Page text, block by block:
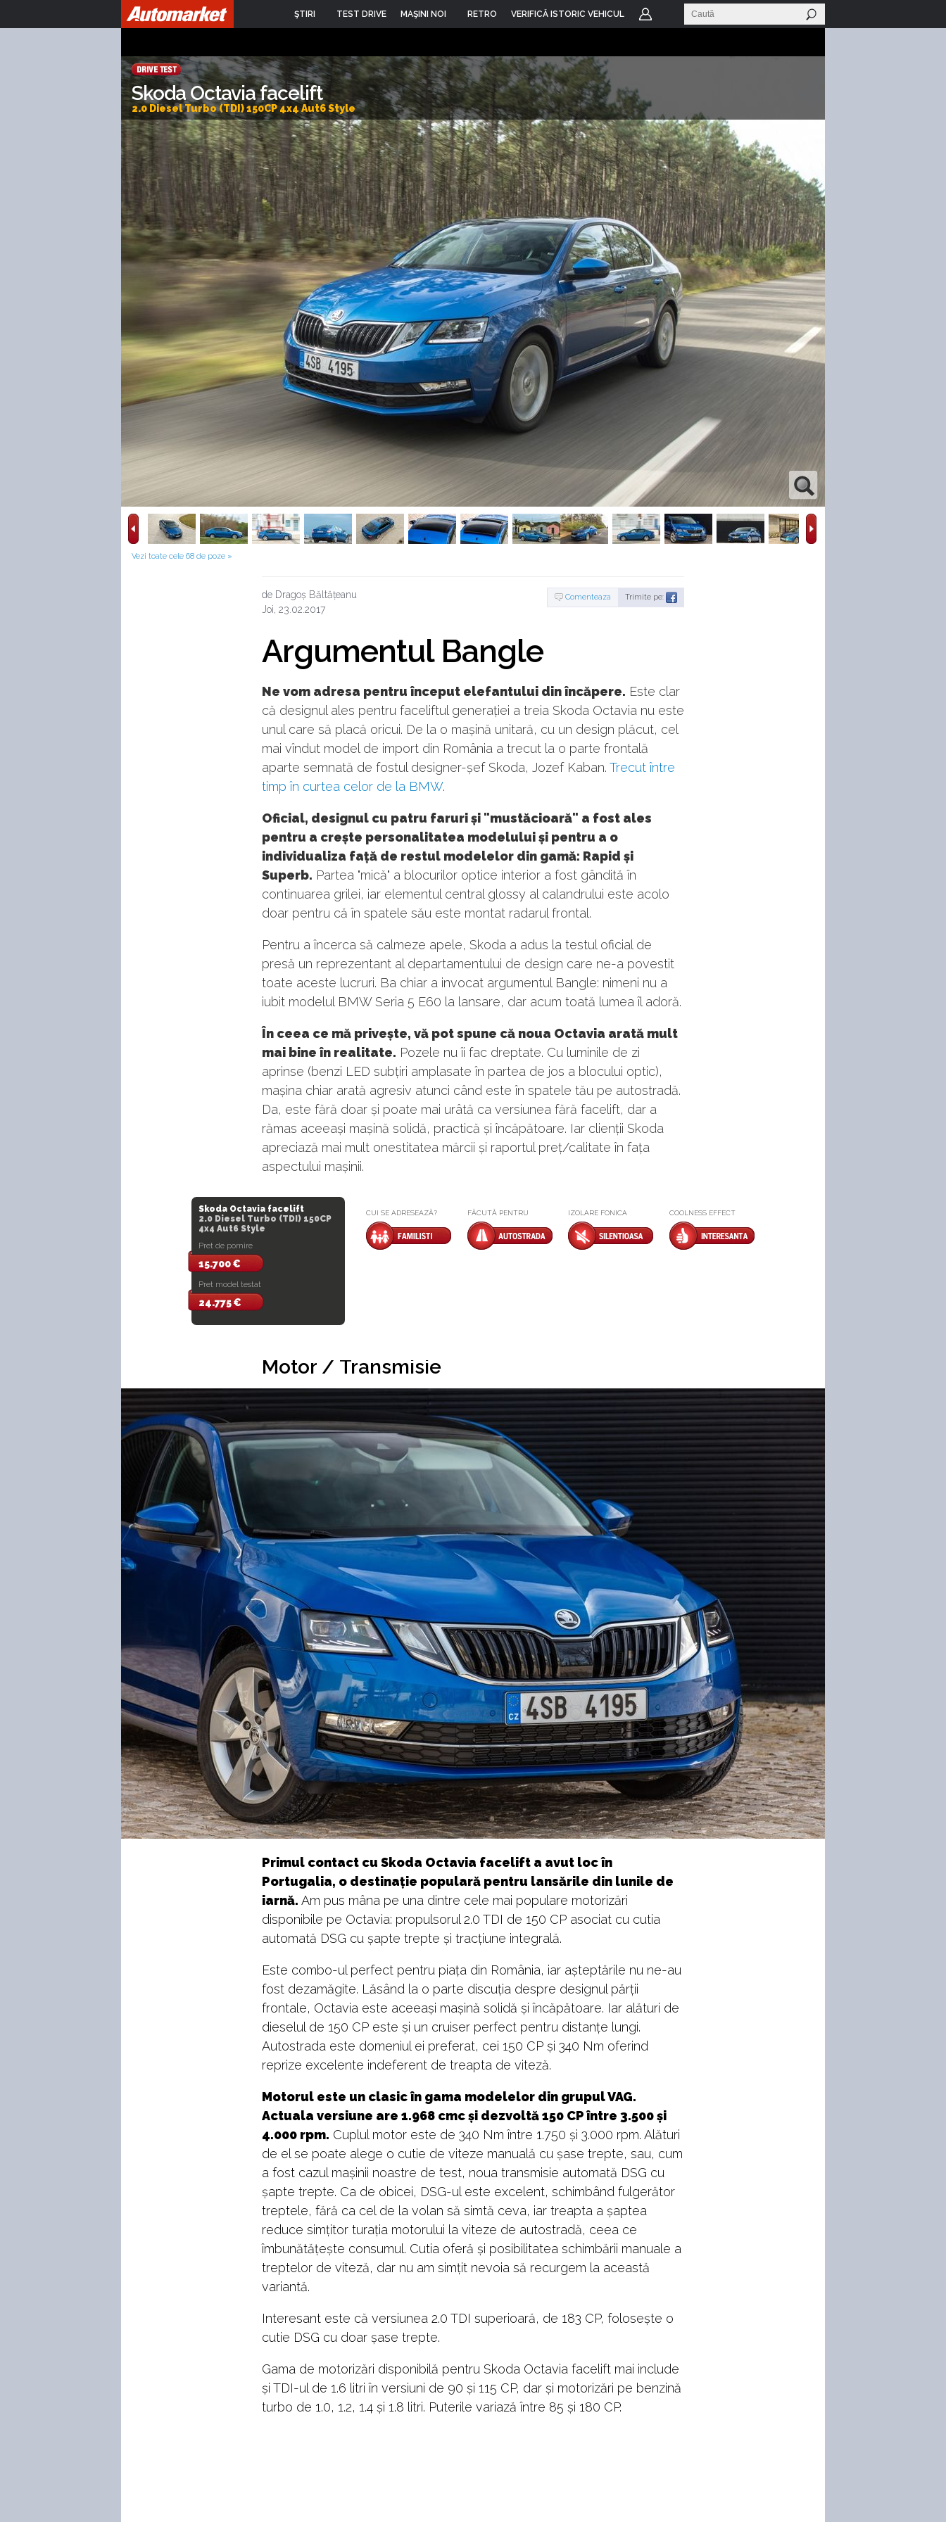
ŞTIRI TEST DRIVE MAŞINI NOI RETRO VERIFICĂ ISTORIC VEHICUL
Skoda Octavia facelift
2.0 Diesel Turbo (TDI) 150CP 4x4 Aut6 Style
Vezi toate cele 68 de poze »
de Dragoș Băltățeanu
Joi, 23.02.2017
Comenteaza Trimite pe:
Argumentul Bangle
Ne vom adresa pentru început elefantului din încăpere. Este clar
că designul ales pentru faceliftul generației a treia Skoda Octavia nu este
unul care să placă oricui. De la o mașină unitară, cu un design plăcut, cel
mai vîndut model de import din România a trecut la o parte frontală
aparte semnată de fostul designer-șef Skoda, Jozef Kaban. Trecut între
timp în curtea celor de la BMW.
Oficial, designul cu patru faruri și "mustăcioară" a fost ales
pentru a crește personalitatea modelului și pentru a o
individualiza față de restul modelelor din gamă: Rapid și
Superb. Partea "mică" a blocurilor optice interior a fost gândită în
continuarea grilei, iar elementul central glossy al calandrului este acolo
doar pentru că în spatele său este montat radarul frontal.
Pentru a încerca să calmeze apele, Skoda a adus la testul oficial de
presă un reprezentant al departamentului de design care ne-a povestit
toate aceste lucruri. Ba chiar a invocat argumentul Bangle: nimeni nu a
iubit modelul BMW Seria 5 E60 la lansare, dar acum toată lumea îl adoră.
În ceea ce mă privește, vă pot spune că noua Octavia arată mult
mai bine în realitate. Pozele nu îi fac dreptate. Cu luminile de zi
aprinse (benzi LED subțiri amplasate în partea de jos a blocului optic),
mașina chiar arată agresiv atunci când este în spatele tău pe autostradă.
Da, este fără doar și poate mai urâtă ca versiunea fără facelift, dar a
rămas aceeași mașină solidă, practică și încăpătoare. Iar clienții Skoda
apreciază mai mult onestitatea mărcii și raportul preț/calitate în fața
aspectului mașinii.
Skoda Octavia facelift
2.0 Diesel Turbo (TDI) 150CP
4x4 Aut6 Style
Pret de pornire
15.700 €
Pret model testat
24.775 €
CUI SE ADRESEAZĂ? FĂCUTĂ PENTRU IZOLARE FONICA COOLNESS EFFECT
Motor / Transmisie
Primul contact cu Skoda Octavia facelift a avut loc în
Portugalia, o destinație populară pentru lansările din lunile de
iarnă. Am pus mâna pe una dintre cele mai populare motorizări
disponibile pe Octavia: propulsorul 2.0 TDI de 150 CP asociat cu cutia
automată DSG cu șapte trepte și tracțiune integrală.
Este combo-ul perfect pentru piața din România, iar așteptările nu ne-au
fost dezamăgite. Lăsând la o parte discuția despre designul părții
frontale, Octavia este aceeași mașină solidă și încăpătoare. Iar alături de
dieselul de 150 CP este și un cruiser perfect pentru distanțe lungi.
Autostrada este domeniul ei preferat, cei 150 CP și 340 Nm oferind
reprize excelente indeferent de treapta de viteză.
Motorul este un clasic în gama modelelor din grupul VAG.
Actuala versiune are 1.968 cmc și dezvoltă 150 CP între 3.500 și
4.000 rpm. Cuplul motor este de 340 Nm între 1.750 și 3.000 rpm. Alături
de el se poate alege o cutie de viteze manuală cu șase trepte, sau, cum
a fost cazul mașinii noastre de test, noua transmisie automată DSG cu
șapte trepte. Ca de obicei, DSG-ul este excelent, schimbând fulgerător
treptele, fără ca cel de la volan să simtă ceva, iar treapta a șaptea
reduce simțitor turația motorului la viteze de autostradă, ceea ce
îmbunătățește consumul. Cutia oferă și posibilitatea schimbării manuale a
treptelor de viteză, dar nu am simțit nevoia să recurgem la această
variantă.
Interesant este că versiunea 2.0 TDI superioară, de 183 CP, folosește o
cutie DSG cu doar șase trepte.
Gama de motorizări disponibilă pentru Skoda Octavia facelift mai include
și TDI-ul de 1.6 litri în versiuni de 90 și 115 CP, dar și motorizări pe benzină
turbo de 1.0, 1.2, 1.4 și 1.8 litri. Puterile variază între 85 și 180 CP.